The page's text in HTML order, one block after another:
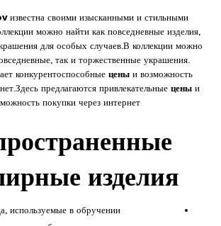
известна своими изысканными и стильными
можно найти как повседневные изделия,
для особых случаев.В коллекции можно
так и торжественные украшения.
конкурентоспособные цены и возможность
предлагаются привлекательные цены и
покупки через интернет.
изделия
используемые в обручении